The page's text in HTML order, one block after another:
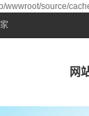
source/
网